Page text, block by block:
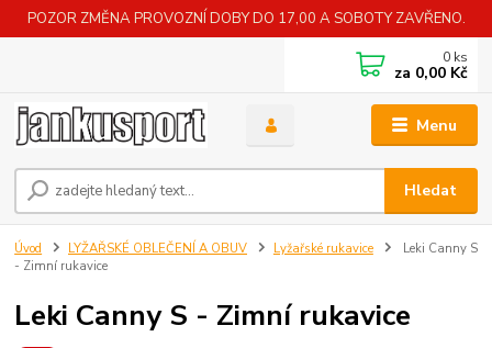
POZOR ZMĚNA PROVOZNÍ DOBY DO 17,00 A SOBOTY ZAVŘENO.
Menu
Hledat
0 ks
za 0,00 Kč
Úvod LYŽAŘSKÉ OBLEČENÍ A OBUV Lyžařské rukavice
Leki Canny S
- Zimní rukavice
Leki Canny S - Zimní rukavice